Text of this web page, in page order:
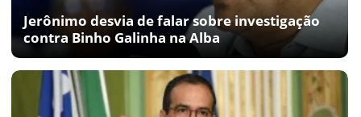
Jerônimo desvia de falar sobre investigação
contra Binho Galinha na Alba